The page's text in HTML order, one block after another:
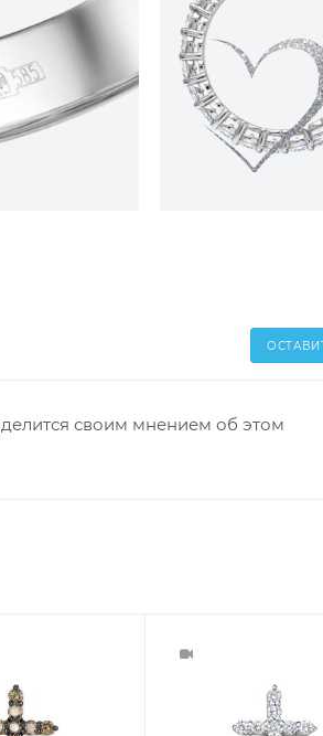
своим мнением об этом